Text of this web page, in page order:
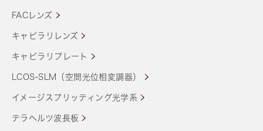
FACレンズ
キャピラリレンズ
キャピラリプレート
LCOS-SLM（空間光位相変調器）
イメージスプリッティング光学系
テラヘルツ波長板